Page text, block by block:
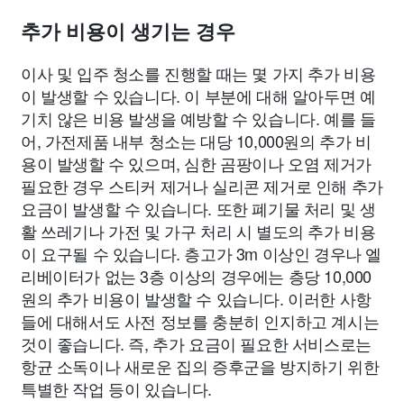
추가 비용이 생기는 경우
이사 및 입주 청소를 진행할 때는 몇 가지 추가 비용
이 발생할 수 있습니다. 이 부분에 대해 알아두면 예
기치 않은 비용 발생을 예방할 수 있습니다. 예를 들
어, 가전제품 내부 청소는 대당 10,000원의 추가 비
용이 발생할 수 있으며, 심한 곰팡이나 오염 제거가
필요한 경우 스티커 제거나 실리콘 제거로 인해 추가
요금이 발생할 수 있습니다. 또한 폐기물 처리 및 생
활 쓰레기나 가전 및 가구 처리 시 별도의 추가 비용
이 요구될 수 있습니다. 층고가 3m 이상인 경우나 엘
리베이터가 없는 3층 이상의 경우에는 층당 10,000
원의 추가 비용이 발생할 수 있습니다. 이러한 사항
들에 대해서도 사전 정보를 충분히 인지하고 계시는
것이 좋습니다. 즉, 추가 요금이 필요한 서비스로는
항균 소독이나 새로운 집의 증후군을 방지하기 위한
특별한 작업 등이 있습니다.